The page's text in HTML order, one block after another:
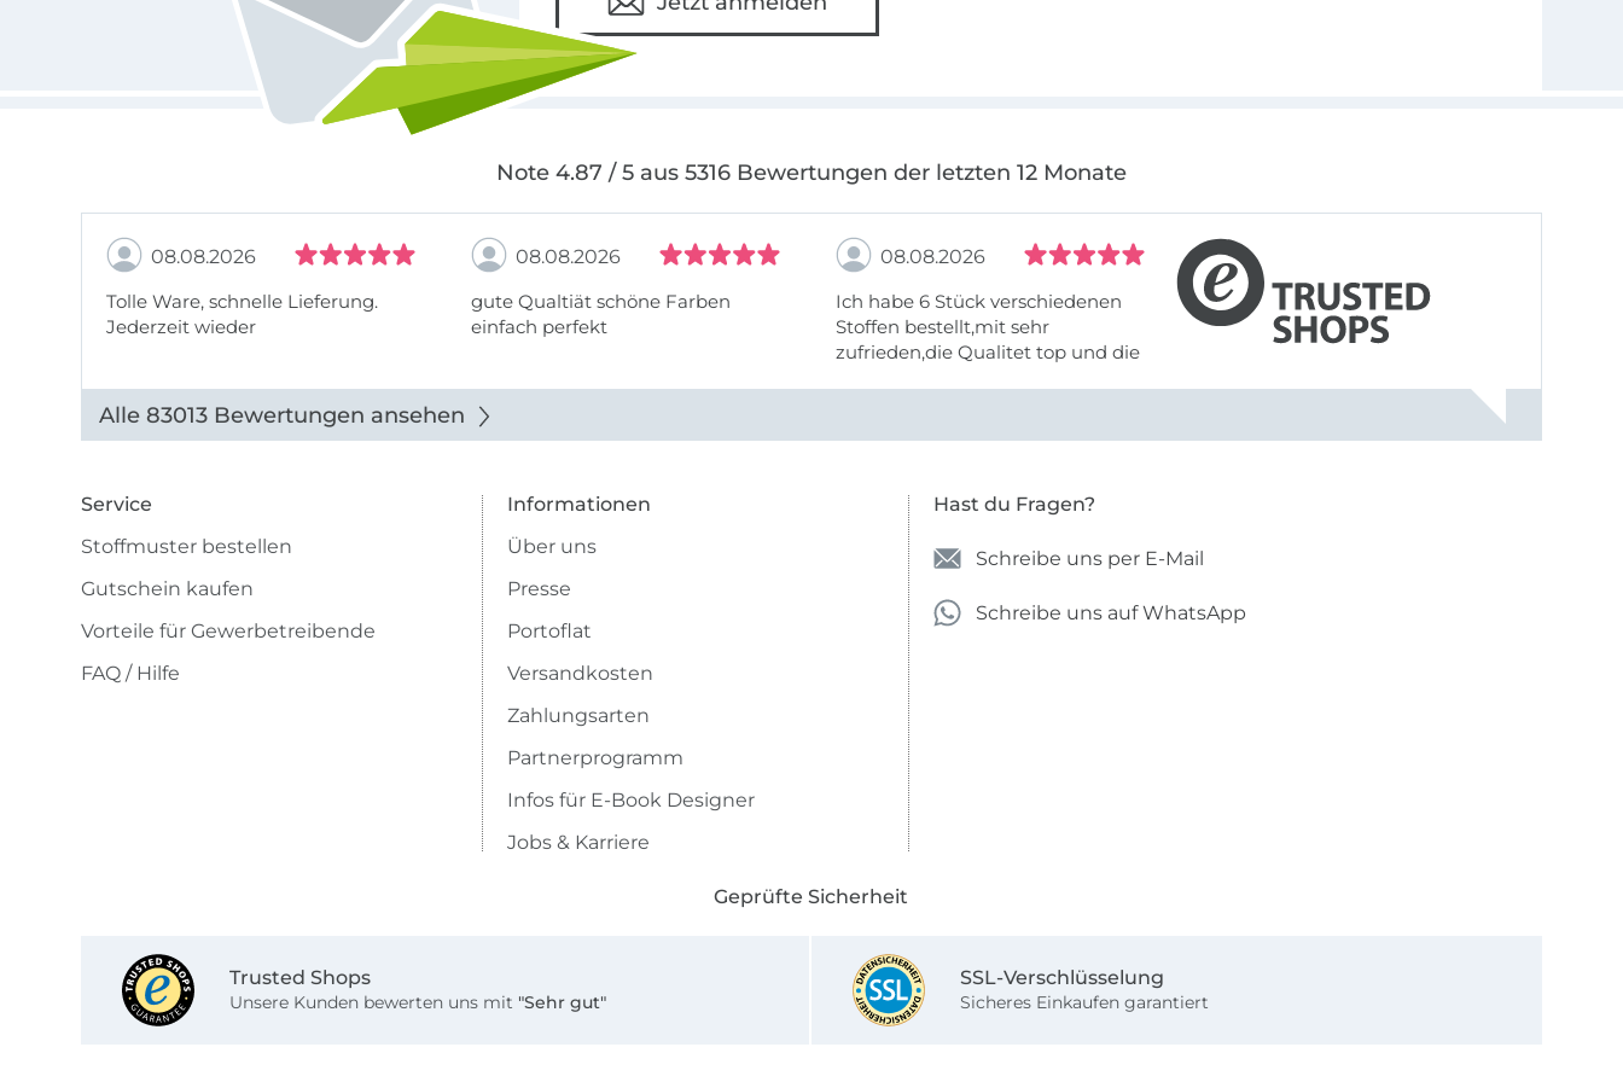
Note 4.87 / 5 aus 5316 Bewertungen der letzten 12 Monate
08.08.2026
Tolle Ware, schnelle Lieferung.
Jederzeit wieder
08.08.2026
gute Qualtiät schöne Farben
einfach perfekt
08.08.2026
Ich habe 6 Stück verschiedenen
Stoffen bestellt,mit sehr
zufrieden,die Qualitet top und die
Alle 83013 Bewertungen ansehen
Service
Stoffmuster bestellen
Gutschein kaufen
Vorteile für Gewerbetreibende
FAQ / Hilfe
Informationen
Über uns
Presse
Portoflat
Versandkosten
Zahlungsarten
Partnerprogramm
Infos für E-Book Designer
Jobs & Karriere
Hast du Fragen?
Schreibe uns per E-Mail
Schreibe uns auf WhatsApp
Geprüfte Sicherheit
Trusted Shops
Unsere Kunden bewerten uns mit "Sehr gut"
SSL-Verschlüsselung
Sicheres Einkaufen garantiert